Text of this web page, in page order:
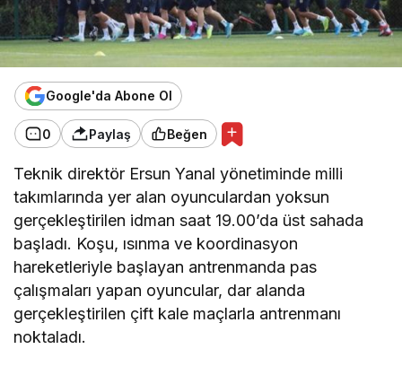
Google'da Abone Ol
0 Paylaş Beğen
Teknik direktör Ersun Yanal yönetiminde milli
takımlarında yer alan oyunculardan yoksun
gerçekleştirilen idman saat 19.00’da üst sahada
başladı. Koşu, ısınma ve koordinasyon
hareketleriyle başlayan antrenmanda pas
çalışmaları yapan oyuncular, dar alanda
gerçekleştirilen çift kale maçlarla antrenmanı
noktaladı.